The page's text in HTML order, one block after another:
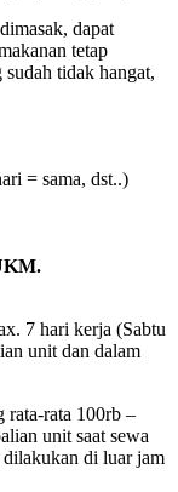
dapat
tetap
tidak hangat,
= sama, dst..)
7 hari kerja (Sabtu
unit dan dalam
rata-rata 100rb –
unit saat sewa
dilakukan di luar jam